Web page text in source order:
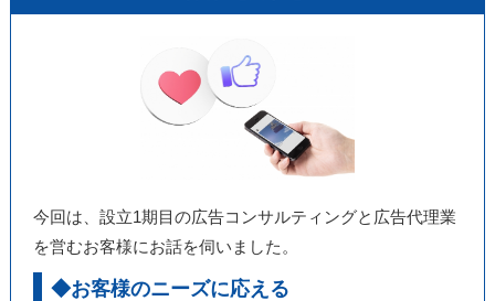
今回は、設立1期目の広告コンサルティングと広告代理業
を営むお客様にお話を伺いました。
◆お客様のニーズに応える